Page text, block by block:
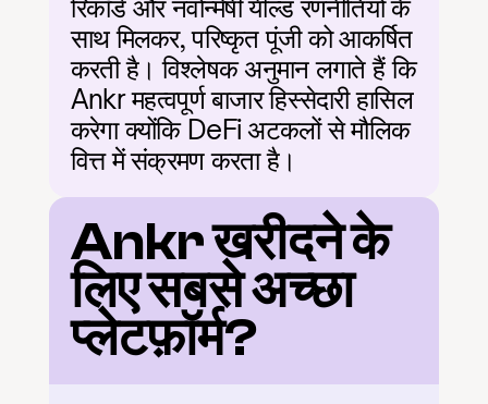
रिकॉर्ड और नवोन्मेषी यील्ड रणनीतियों के
साथ मिलकर, परिष्कृत पूंजी को आकर्षित
करती है। विश्लेषक अनुमान लगाते हैं कि
Ankr महत्वपूर्ण बाजार हिस्सेदारी हासिल
करेगा क्योंकि DeFi अटकलों से मौलिक
वित्त में संक्रमण करता है।
Ankr खरीदने के
लिए सबसे अच्छा
प्लेटफ़ॉर्म?